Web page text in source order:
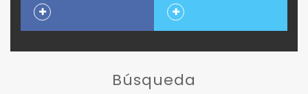
Búsqueda